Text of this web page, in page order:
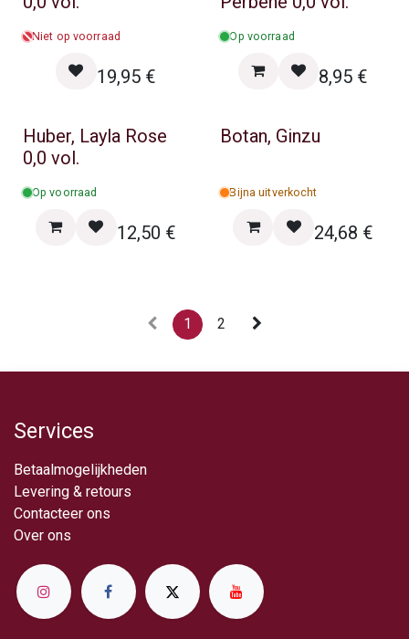
Niet op voorraad
19,95€
Op voorraad
8,95 €
Huber, Layla Rose
0,0 vol.
Op voorraad
12,50 €
Botan, Ginzu
Bijna uitverkocht
24,68 €
1 2
Services
Betaalmogelijkheden
Levering & retou​rs
Contacteer ons
Over ​ons